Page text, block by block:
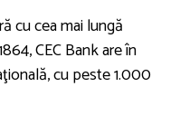
cu cea mai lungă
CEC Bank are în
cu peste 1.000